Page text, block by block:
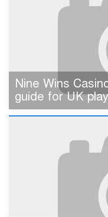
Nine Wins
guide for UK